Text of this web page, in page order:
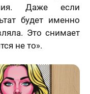
Даже если
будет именно
Это снимает
не то».